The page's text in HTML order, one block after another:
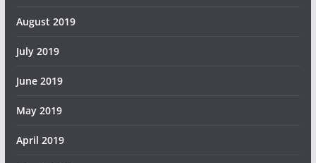
August 2019
July 2019
June 2019
May 2019
April 2019